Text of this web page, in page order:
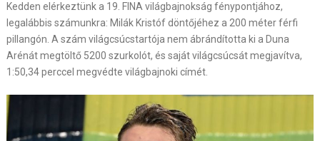
Kedden elérkeztünk a 19. FINA világbajnokság fénypontjához,
legalábbis számunkra: Milák Kristóf döntőjéhez a 200 méter férfi
pillangón. A szám világcsúcstartója nem ábrándította ki a Duna
Arénát megtöltő 5200 szurkolót, és saját világcsúcsát megjavítva,
1:50,34 perccel megvédte világbajnoki címét.